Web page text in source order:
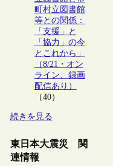
町村立図書館
等との関係：
「支援」と
「協力」の今
とこれから」
（8/21・オン
ライン、録画
配信あり）
（40）
続きを見る
東日本大震災 関
連情報